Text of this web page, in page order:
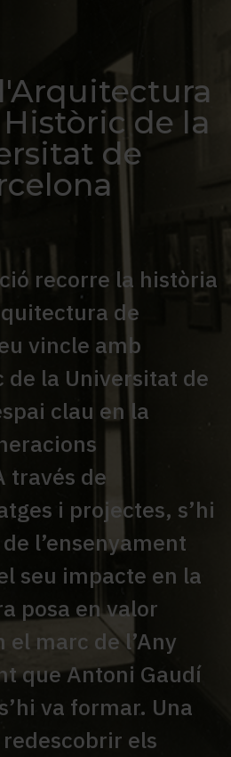
de la
de
recorre la història
de
vincle amb
de la Universitat de
clau en la
través de
i projectes, s’hi
l’ensenyament
seu impacte en la
posa en valor
marc de l’Any
que Antoni Gaudí
va formar. Una
els